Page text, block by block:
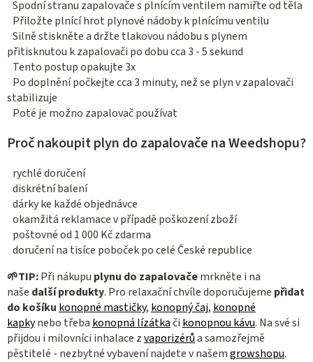
ý
p
i
u
Spodní stranu zapalovače s plnícím ventilem namiřte od těla
Přiložte plnící hrot plynové nádoby k plnícímu ventilu
Silně stiskněte a držte tlakovou nádobu s plynem
přitisknutou k zapalovači po dobu cca 3 - 5 sekund
Tento postup opakujte 3x
Po doplnění počkejte cca 3 minuty, než se plyn v zapalovači
stabilizuje
Poté je možno zapalovač používat
Proč nakoupit plyn do zapalovače na Weedshopu?
rychlé doručení
diskrétní balení
dárky ke každé objednávce
okamžitá reklamace v případě poškození zboží
poštovné od 1 000 Kč zdarma
doručení na tisíce poboček po celé České republice
🌱TIP:Při nákupu plynu do zapalovačemrkněte i na
naše další produkty. Pro relaxační chvíle doporučujeme přidat
do košíku konopné mastičky, konopný čaj, konopné
kapkynebo třeba konopná lízátkači konopnou kávu. Na své si
přijdou i milovníci inhalace zvaporizérůa samozřejmě
pěstitelé - nezbytné vybavení najdete v našemgrowshopu.